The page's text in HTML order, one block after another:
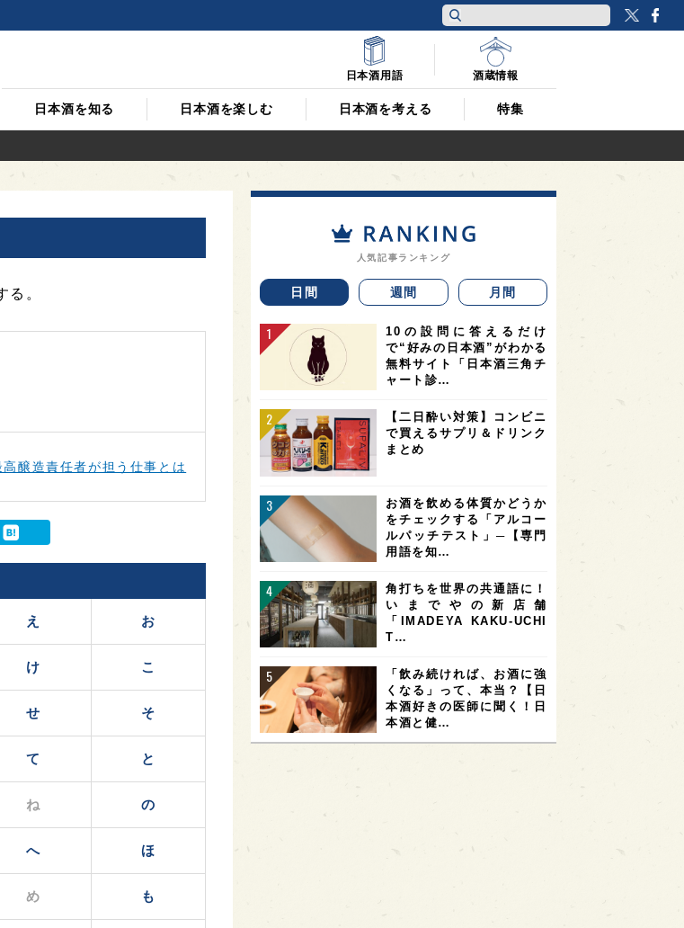
日本酒を知る 日本酒を楽しむ 日本酒を考える 特集
日本酒用語 酒蔵情報
る。
醸造責任者が担う仕事とは
え お
け こ
せ そ
て と
ね の
へ ほ
め も
人気記事ランキング
日間 週間 月間
10の設問に答えるだけ
で“好みの日本酒”がわかる
無料サイト「日本酒三角チ
ャート診…
【二日酔い対策】コンビニ
で買えるサプリ＆ドリンク
まとめ
お酒を飲める体質かどうか
をチェックする「アルコー
ルパッチテスト」─【専門
用語を知…
角打ちを世界の共通語に！
いまでやの新店舗
「IMADEYA KAKU-UCHI
T…
「飲み続ければ、お酒に強
くなる」って、本当？【日
本酒好きの医師に聞く！日
本酒と健…